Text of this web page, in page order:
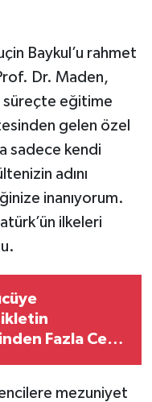
Baykul’u rahmet
Dr. Maden,
süreçte eğitime
gelen özel
sadece kendi
adını
inanıyorum.
ilkeleri
Fazla Ceza
mezuniyet